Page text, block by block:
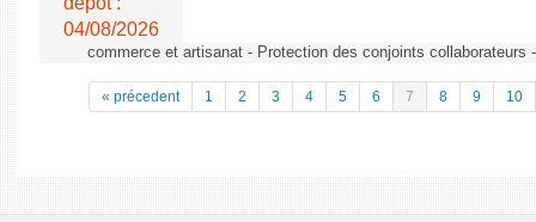
04/08/2026
commerce et artisanat - Protection des conjoints collaborateurs
« précedent 1 2 3 4 5 6 7 8 9 10